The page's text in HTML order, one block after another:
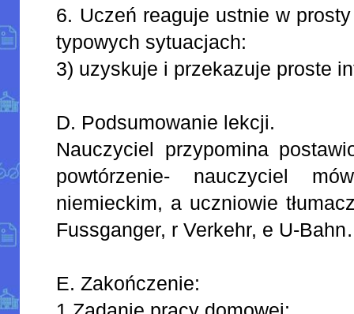
6. Uczeń reaguje ustnie w
typowych sytuacjach:
3) uzyskuje i przekazuje proste
D. Podsumowanie lekcji.
Nauczyciel przypomina
powtórzenie- nauczyciel
niemieckim, a uczniowie
Fussganger, r Verkehr, e U-
E. Zakończenie: